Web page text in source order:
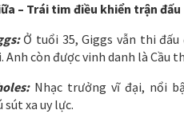
– Trái tim điều khiển trận đấu
Ở tuổi 35, Giggs vẫn thi
Anh còn được vinh danh là Cầu
Nhạc trưởng vĩ đại, nổi
sút xa uy lực.